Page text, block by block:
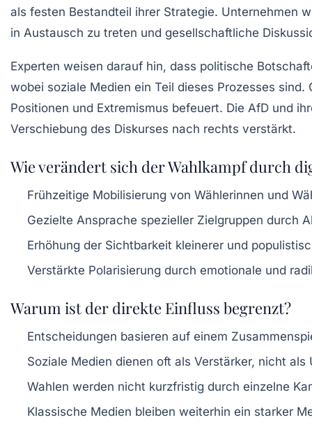
als festen Bestandteil ihrer Strategie. Unternehmen
in Austausch zu treten und gesellschaftliche
Experten weisen darauf hin, dass politische
wobei soziale Medien ein Teil dieses Prozesses
Positionen und Extremismus befeuert. Die AfD und
Verschiebung des Diskurses nach rechts verstärkt.
Wie verändert sich der Wahlkampf durch
Frühzeitige Mobilisierung von Wählerinnen und
Gezielte Ansprache spezieller Zielgruppen durch
Erhöhung der Sichtbarkeit kleinerer und
Verstärkte Polarisierung durch emotionale und
Warum ist der direkte Einfluss begrenzt?
Entscheidungen basieren auf einem
Soziale Medien dienen oft als Verstärker, nicht als
Wahlen werden nicht kurzfristig durch einzelne
Klassische Medien bleiben weiterhin ein starker